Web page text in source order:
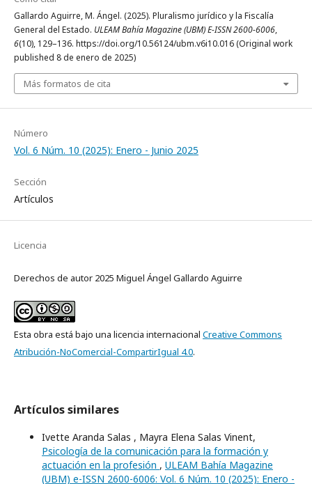
Gallardo Aguirre, M. Ángel. (2025). Pluralismo jurídico y la Fiscalía
General del Estado. ULEAM Bahía Magazine (UBM) E-ISSN 2600-6006,
6(10), 129–136. https://doi.org/10.56124/ubm.v6i10.016 (Original work
published 8 de enero de 2025)
Más formatos de cita
Número
Vol. 6 Núm. 10 (2025): Enero - Junio 2025
Sección
Artículos
Licencia
Derechos de autor 2025 Miguel Ángel Gallardo Aguirre
Esta obra está bajo una licencia internacional Creative Commons
Atribución-NoComercial-CompartirIgual 4.0.
Artículos similares
Ivette Aranda Salas , Mayra Elena Salas Vinent,
Psicología de la comunicación para la formación y
actuación en la profesión , ULEAM Bahía Magazine
(UBM) e-ISSN 2600-6006: Vol. 6 Núm. 10 (2025): Enero -